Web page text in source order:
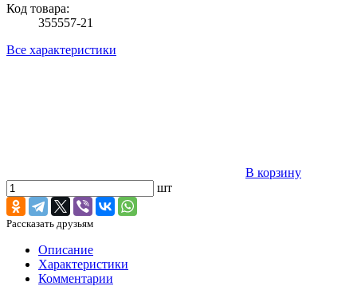
Код товара:
355557-21
Все характеристики
В корзину
шт
Рассказать друзьям
Описание
Характеристики
Комментарии